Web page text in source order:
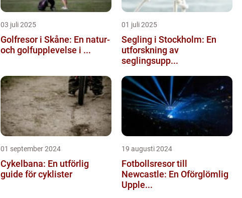
03 juli 2025
Golfresor i Skåne: En natur-
och golfupplevelse i ...
01 juli 2025
Segling i Stockholm: En
utforskning av
seglingsupp...
01 september 2024
Cykelbana: En utförlig
guide för cyklister
19 augusti 2024
Fotbollsresor till
Newcastle: En Oförglömlig
Upple...